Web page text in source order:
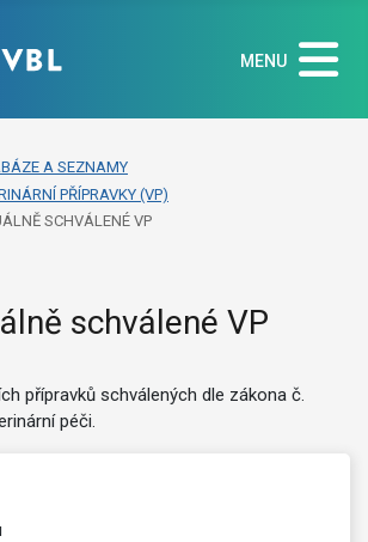
MENU
A SEZNAMY
PŘÍPRAVKY (VP)
SCHVÁLENÉ VP
schválené VP
přípravků schválených dle zákona č.
péči.